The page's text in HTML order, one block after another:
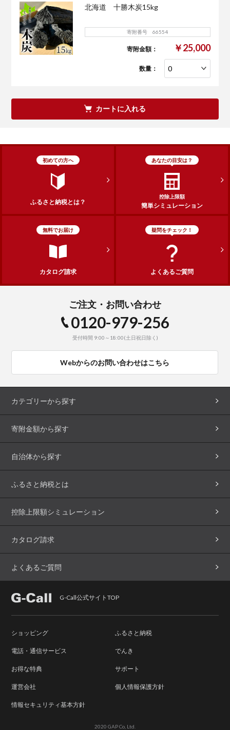
北海道 十勝木炭15kg
寄附番号 66554
寄附金額： ￥25,000
数量：
カートに入れる
初めての方へ
ふるさと納税とは？
あなたの目安は？
控除上限額
簡単シミュレーション
無料でお届け
カタログ請求
疑問をチェック！
よくあるご質問
ご注文・お問い合わせ
0120-979-256
受付時間 9:00～18:00(土日祝日除く)
Webからのお問い合わせはこちら
カテゴリーから探す
寄附金額から探す
自治体から探す
ふるさと納税とは
控除上限額シミュレーション
カタログ請求
よくあるご質問
G-Call公式サイトTOP
ショッピング ふるさと納税
電話・通信サービス でんき
お得な特典 サポート
運営会社 個人情報保護方針
情報セキュリティ基本方針
2020 GAP Co, Ltd.